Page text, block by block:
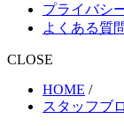
プライバシ
よくある質
CLOSE
HOME /
スタッフブ